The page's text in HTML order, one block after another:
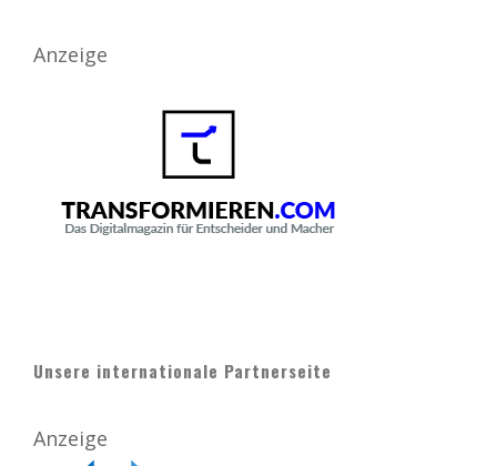
Anzeige
Unsere internationale Partnerseite
Anzeige